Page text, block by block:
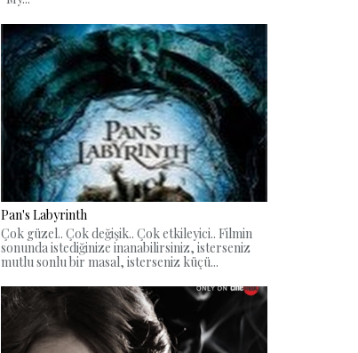
Pan's Labyrinth
Çok güzel.. Çok değişik.. Çok etkileyici.. Filmin
sonunda istediğinize inanabilirsiniz, isterseniz
mutlu sonlu bir masal, isterseniz küçü...